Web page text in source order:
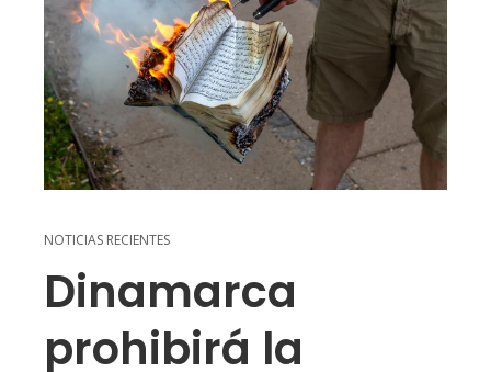
NOTICIAS RECIENTES
Dinamarca
prohibirá la